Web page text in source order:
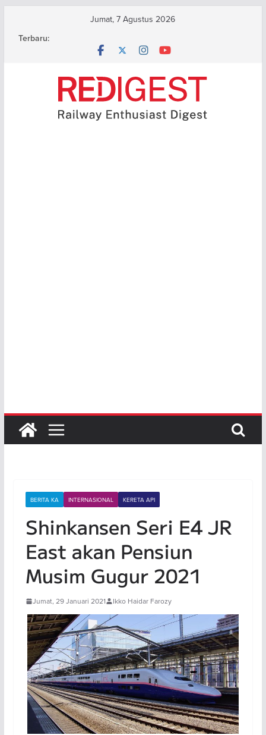
Jumat, 7 Agustus 2026
Terbaru:
BERITA KA INTERNASIONAL KERETA API
Shinkansen Seri E4 JR
East akan Pensiun
Musim Gugur 2021
Jumat, 29 Januari 2021 Ikko Haidar Farozy